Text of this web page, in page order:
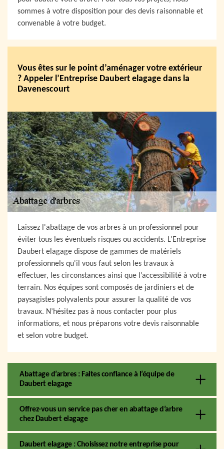
sommes à votre disposition pour des devis raisonnable et
convenable à votre budget.
Vous êtes sur le point d’aménager votre extérieur
? Appeler l’Entreprise Daubert elagage dans la
Davenescourt
Laissez l'abattage de vos arbres à un professionnel pour
éviter tous les éventuels risques ou accidents. L’Entreprise
Daubert elagage dispose de gammes de matériels
professionnels qu'il vous faut selon les travaux à
effectuer, les circonstances ainsi que l’accessibilité à votre
terrain. Nos équipes sont composés de jardiniers et de
paysagistes polyvalents pour assurer la qualité de vos
travaux. N’hésitez pas à nous contacter pour plus
informations, et nous préparons votre devis raisonnable
et selon votre budget.
Abattage d’arbres : Faites confiance à l’équipe de
Daubert elagage
Offrez-vous un service pas cher en abattage d’arbre
chez Daubert elagage
Daubert elagage : Choisissez notre entreprise pour